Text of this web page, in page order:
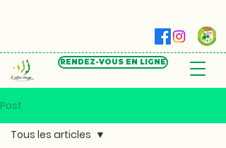
RENDEZ-VOUS EN LIGNE
Post
Tous les articles